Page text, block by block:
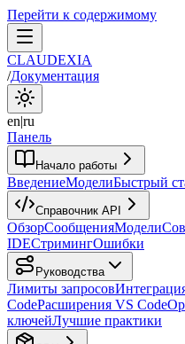
Перейти к содержимому
CLAUDEXIA
/Документация
en|ru
Панель
Начало работы
ВведениеМоделиБыстрый
Справочник API
ОбзорСообщенияМодели
IDEСтримингОшибки
Руководства
Лимиты запросов
CodeРасширения VS Code
ключейЛучшие практики